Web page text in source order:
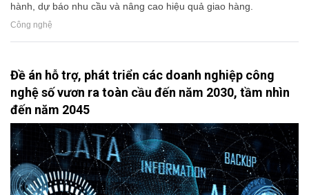
hành, dự báo nhu cầu và nâng cao hiệu quả giao hàng.
Công nghệ
Đề án hỗ trợ, phát triển các doanh nghiệp công
nghệ số vươn ra toàn cầu đến năm 2030, tầm nhìn
đến năm 2045